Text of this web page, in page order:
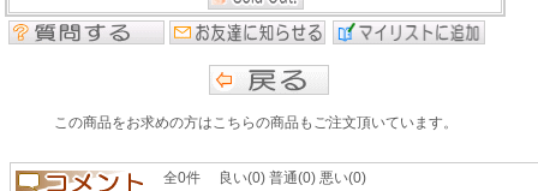
この商品をお求めの方はこちらの商品もご注文頂いています。
全0件 良い(0) 普通(0) 悪い(0)